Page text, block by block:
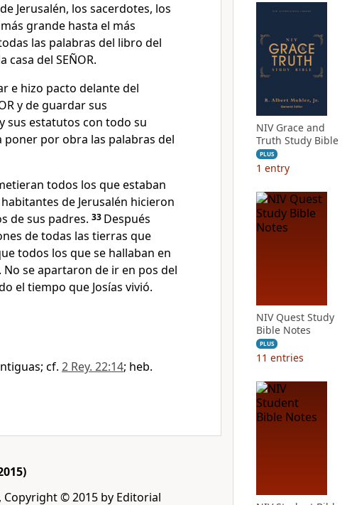
Jerusalén, los sacerdotes, los
grande hasta el más
las palabras del libro del
del SEÑOR.
e hizo pacto delante del
y de guardar sus
sus estatutos con todo su
por obra las palabras del
todos los que estaban
de Jerusalén hicieron
de sus padres. 33 Después
de todas las tierras que
todos los que se hallaban en
No se apartaron de ir en pos del
el tiempo que Josías vivió.
cf. 2 Rey. 22:14; heb.
Copyright © 2015 by Editorial
NIV Grace and
Truth Study Bible
PLUS
1 entry
NIV Quest Study
Bible Notes
PLUS
11 entries